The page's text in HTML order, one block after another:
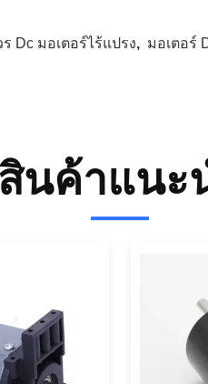
Dc มอเตอร์ไร้แปรง, มอเตอร์
สินค้าแนะ